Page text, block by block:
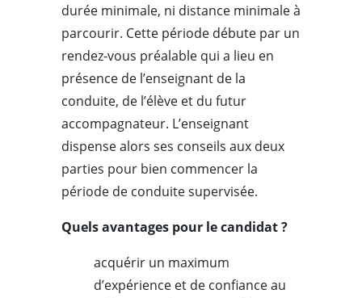
durée minimale, ni distance minimale à
parcourir. Cette période débute par un
rendez-vous préalable qui a lieu en
présence de l’enseignant de la
conduite, de l’élève et du futur
accompagnateur. L’enseignant
dispense alors ses conseils aux deux
parties pour bien commencer la
période de conduite supervisée.
Quels avantages pour le candidat ?
acquérir un maximum
d’expérience et de confiance au